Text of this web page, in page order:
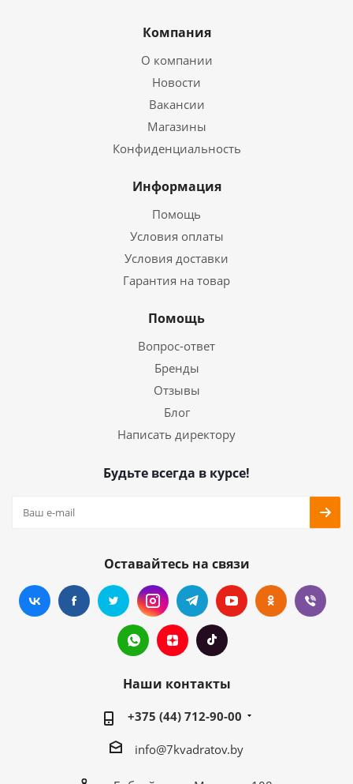
Компания
О компании
Новости
Вакансии
Магазины
Конфиденциальность
Информация
Помощь
Условия оплаты
Условия доставки
Гарантия на товар
Помощь
Вопрос-ответ
Бренды
Отзывы
Блог
Написать директору
Будьте всегда в курсе!
Оставайтесь на связи
Наши контакты
+375 (44) 712-90-00
info@7kvadratov.by